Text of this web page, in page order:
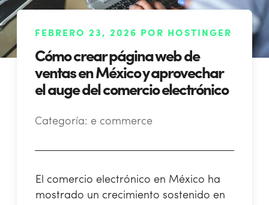
FEBRERO 23, 2026 POR HOSTINGER
Cómo crear página web de
ventas en México y aprovechar
el auge del comercio electrónico
Categoría: e commerce
El comercio electrónico en México ha
mostrado un crecimiento sostenido en